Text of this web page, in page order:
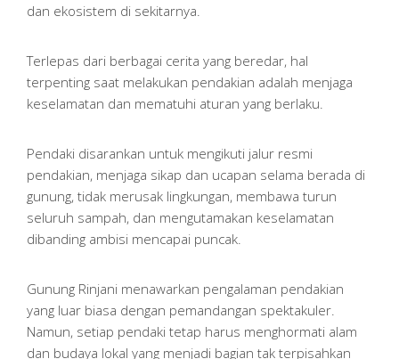
dan ekosistem di sekitarnya.
Terlepas dari berbagai cerita yang beredar, hal
terpenting saat melakukan pendakian adalah menjaga
keselamatan dan mematuhi aturan yang berlaku.
Pendaki disarankan untuk mengikuti jalur resmi
pendakian, menjaga sikap dan ucapan selama berada di
gunung, tidak merusak lingkungan, membawa turun
seluruh sampah, dan mengutamakan keselamatan
dibanding ambisi mencapai puncak.
Gunung Rinjani menawarkan pengalaman pendakian
yang luar biasa dengan pemandangan spektakuler.
Namun, setiap pendaki tetap harus menghormati alam
dan budaya lokal yang menjadi bagian tak terpisahkan